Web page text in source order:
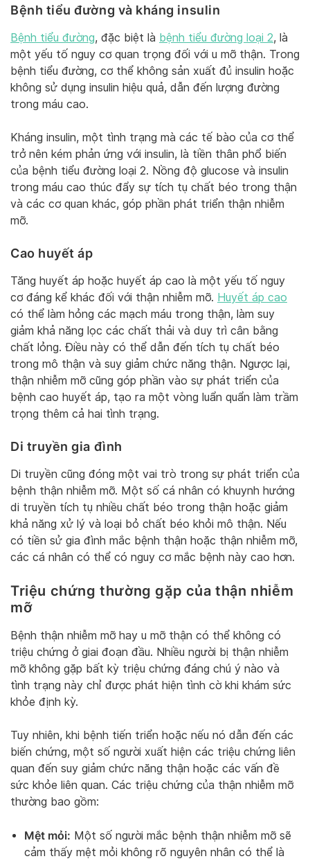
Bệnh tiểu đường và kháng insulin
Bệnh tiểu đường, đặc biệt là bệnh tiểu đường loại 2, là
một yếu tố nguy cơ quan trọng đối với u mỡ thận. Trong
bệnh tiểu đường, cơ thể không sản xuất đủ insulin hoặc
không sử dụng insulin hiệu quả, dẫn đến lượng đường
trong máu cao.
Kháng insulin, một tình trạng mà các tế bào của cơ thể
trở nên kém phản ứng với insulin, là tiền thân phổ biến
của bệnh tiểu đường loại 2. Nồng độ glucose và insulin
trong máu cao thúc đẩy sự tích tụ chất béo trong thận
và các cơ quan khác, góp phần phát triển thận nhiễm
mỡ.
Cao huyết áp
Tăng huyết áp hoặc huyết áp cao là một yếu tố nguy
cơ đáng kể khác đối với thận nhiễm mỡ. Huyết áp cao
có thể làm hỏng các mạch máu trong thận, làm suy
giảm khả năng lọc các chất thải và duy trì cân bằng
chất lỏng. Điều này có thể dẫn đến tích tụ chất béo
trong mô thận và suy giảm chức năng thận. Ngược lại,
thận nhiễm mỡ cũng góp phần vào sự phát triển của
bệnh cao huyết áp, tạo ra một vòng luẩn quẩn làm trầm
trọng thêm cả hai tình trạng.
Di truyền gia đình
Di truyền cũng đóng một vai trò trong sự phát triển của
bệnh thận nhiễm mỡ. Một số cá nhân có khuynh hướng
di truyền tích tụ nhiều chất béo trong thận hoặc giảm
khả năng xử lý và loại bỏ chất béo khỏi mô thận. Nếu
có tiền sử gia đình mắc bệnh thận hoặc thận nhiễm mỡ,
các cá nhân có thể có nguy cơ mắc bệnh này cao hơn.
Triệu chứng thường gặp của thận nhiễm
mỡ
Bệnh thận nhiễm mỡ hay u mỡ thận có thể không có
triệu chứng ở giai đoạn đầu. Nhiều người bị thận nhiễm
mỡ không gặp bất kỳ triệu chứng đáng chú ý nào và
tình trạng này chỉ được phát hiện tình cờ khi khám sức
khỏe định kỳ.
Tuy nhiên, khi bệnh tiến triển hoặc nếu nó dẫn đến các
biến chứng, một số người xuất hiện các triệu chứng liên
quan đến suy giảm chức năng thận hoặc các vấn đề
sức khỏe liên quan. Các triệu chứng của thận nhiễm mỡ
thường bao gồm:
Mệt mỏi: Một số người mắc bệnh thận nhiễm mỡ sẽ
cảm thấy mệt mỏi không rõ nguyên nhân có thể là